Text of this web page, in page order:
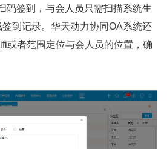
码签到，与会人员只需扫描系统生
到记录。华天动力协同OA系统还
或者范围定位与会人员的位置，确